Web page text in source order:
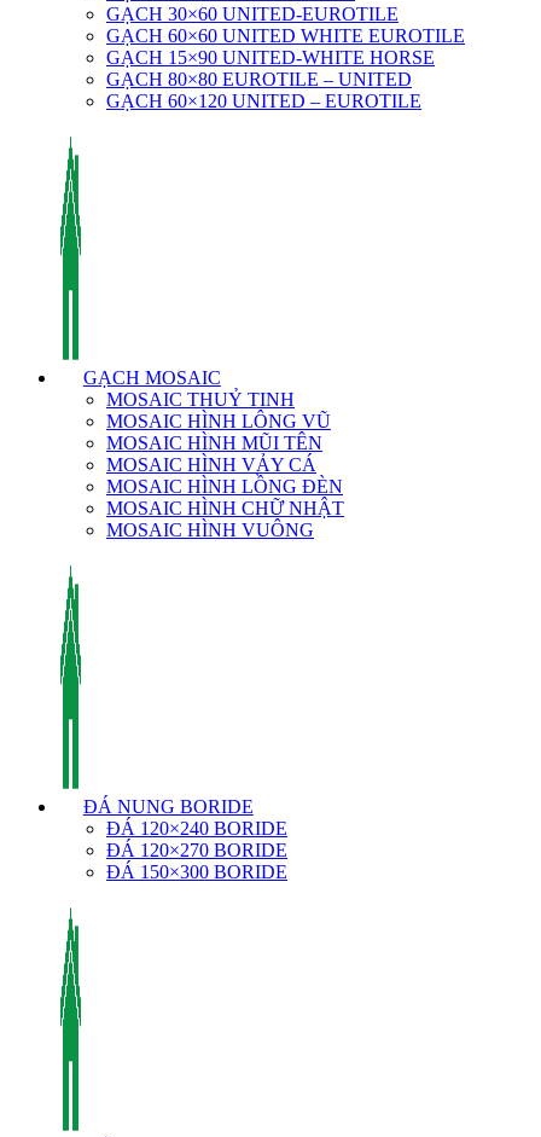
GẠCH 30×60 UNITED-EUROTILE
GẠCH 60×60 UNITED WHITE EUROTILE
GẠCH 15×90 UNITED-WHITE HORSE
GẠCH 80×80 EUROTILE – UNITED
GẠCH 60×120 UNITED – EUROTILE
GẠCH MOSAIC
MOSAIC THUỶ TINH
MOSAIC HÌNH LÔNG VŨ
MOSAIC HÌNH MŨI TÊN
MOSAIC HÌNH VẢY CÁ
MOSAIC HÌNH LỒNG ĐÈN
MOSAIC HÌNH CHỮ NHẬT
MOSAIC HÌNH VUÔNG
ĐÁ NUNG BORIDE
ĐÁ 120×240 BORIDE
ĐÁ 120×270 BORIDE
ĐÁ 150×300 BORIDE